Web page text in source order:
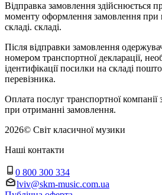
Відправка замовлення здійснюється
моменту оформлення замовлення при
складі. складі.
Після відправки замовлення
номером транспортної декларації,
ідентифікації посилки на складі
перевізника.
Оплата послуг транспортної
при отриманні замовлення.
2026© Світ класичної музики
Наші контакти
0 800 300 334
lviv@skm-music.com.ua